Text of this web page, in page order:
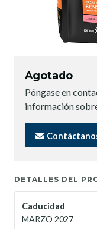
Agotado
Póngase en
información
DETALLES DEL
Caducidad
MARZO 2027